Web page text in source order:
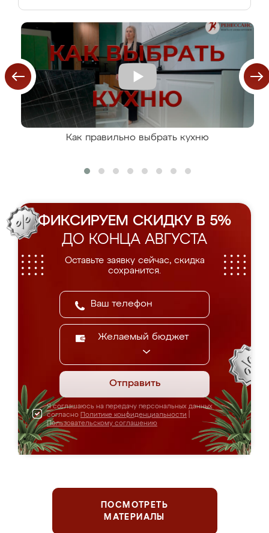
Как правильно выбрать кухню
ФИКСИРУЕМ СКИДКУ В 5%
ДО КОНЦА АВГУСТА
Оставьте заявку сейчас, скидка
сохранится.
Желаемый бюджет
Отправить
Я соглашаюсь на передачу персональных данных
согласно Политике конфиденциальности
Пользовательскому соглашению
ПОСМОТРЕТЬ
МАТЕРИАЛЫ